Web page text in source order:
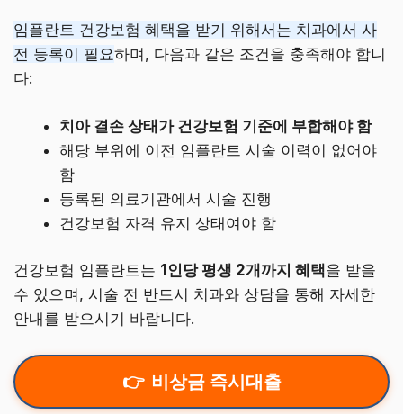
임플란트 건강보험 혜택을 받기 위해서는 치과에서 사
전 등록이 필요하며, 다음과 같은 조건을 충족해야 합니
다:
치아 결손 상태가 건강보험 기준에 부합해야 함
해당 부위에 이전 임플란트 시술 이력이 없어야
함
등록된 의료기관에서 시술 진행
건강보험 자격 유지 상태여야 함
건강보험 임플란트는 1인당 평생 2개까지 혜택을 받을
수 있으며, 시술 전 반드시 치과와 상담을 통해 자세한
안내를 받으시기 바랍니다.
비상금 즉시대출